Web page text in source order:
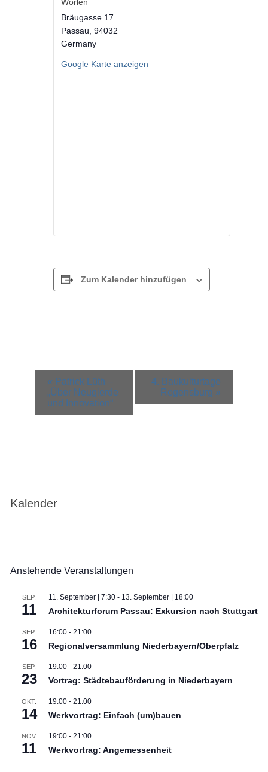
Wörlen
Bräugasse 17
Passau, 94032
Germany
Google Karte anzeigen
Zum Kalender hinzufügen
Veranstaltung-
Navigation
« Patrick Lüth –
„Über Neugierde
und Innovation“
4. Baukulturtage
Regensburg »
Kalender
Anstehende Veranstaltungen
SEP.
11
11. September | 7:30- 13. September | 18:00
Architekturforum Passau: Exkursion nach Stuttgart
SEP.
16
16:00- 21:00
Regionalversammlung Niederbayern/Oberpfalz
SEP.
23
19:00- 21:00
Vortrag: Städtebauförderung in Niederbayern
OKT.
14
19:00- 21:00
Werkvortrag: Einfach (um)bauen
NOV.
11
19:00- 21:00
Werkvortrag: Angemessenheit